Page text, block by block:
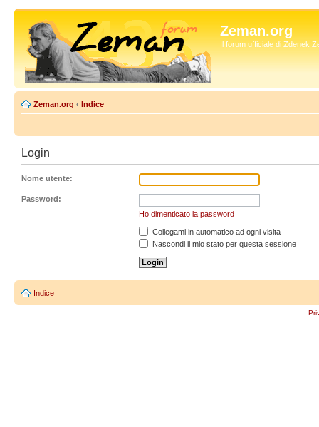
Zeman.org
Il forum ufficiale di Zdenek
Zeman.org ‹ Indice
Login
Nome utente:
Password:
Ho dimenticato la password
Collegami in automatico ad ogni visita
Nascondi il mio stato per questa sessione
Indice